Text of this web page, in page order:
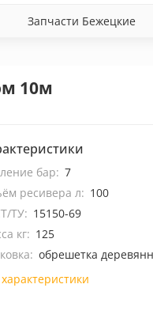
Запчасти Бежецкие
10м
бар: 7
ресивера л: 100
ТУ: 15150-69
кг: 125
обрешетка